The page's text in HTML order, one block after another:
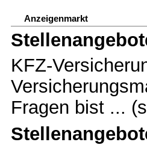
Anzeigenmarkt
KFZ-
Fragen bist ...